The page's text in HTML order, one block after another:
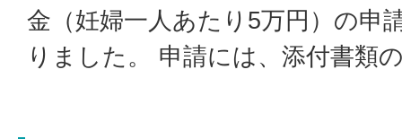
金（妊婦一人あたり5万円）の申
りました。 申請には、添付書類